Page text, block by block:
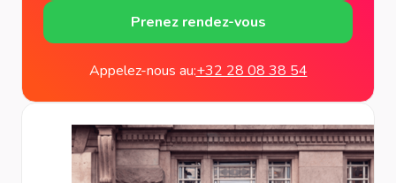
Prenez rendez-vous
Appelez-nous au:+32 28 08 38 54